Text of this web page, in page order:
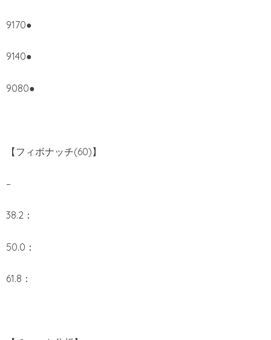
9170●
9140●
9080●
【フィボナッチ(60)】
–
38.2：
50.0：
61.8：